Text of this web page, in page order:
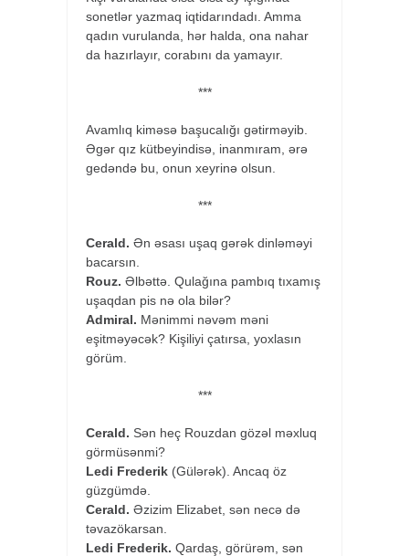
sonetlər yazmaq iqtidarındadı. Amma
qadın vurulanda, hər halda, ona nahar
da hazırlayır, corabını da yamayır.
***
Avamlıq kiməsə başucalığı gətirməyib.
Əgər qız kütbeyindisə, inanmıram, ərə
gedəndə bu, onun xeyrinə olsun.
***
Cerald. Ən əsası uşaq gərək dinləməyi
bacarsın.
Rouz. Əlbəttə. Qulağına pambıq tıxamış
uşaqdan pis nə ola bilər?
Admiral. Mənimmi nəvəm məni
eşitməyəcək? Kişiliyi çatırsa, yoxlasın
görüm.
***
Cerald. Sən heç Rouzdan gözəl məxluq
görmüsənmi?
Ledi Frederik (Gülərək). Ancaq öz
güzgümdə.
Cerald. Əzizim Elizabet, sən necə də
təvazökarsan.
Ledi Frederik. Qardaş, görürəm, sən